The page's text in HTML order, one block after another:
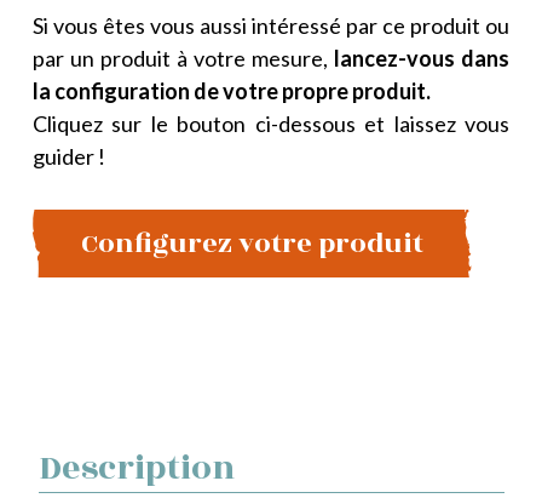
Si vous êtes vous aussi intéressé par ce produit ou
par un produit à votre mesure, lancez-vous dans
la configuration de votre propre produit.
Cliquez sur le bouton ci-dessous et laissez vous
guider !
Configurez votre produit
Description